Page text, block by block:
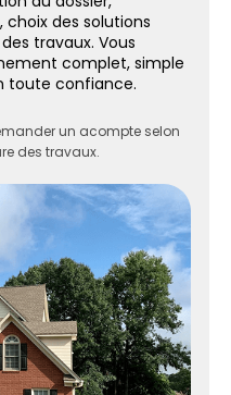
des solutions
travaux. Vous
complet, simple
toute confiance.
un acompte selon
des travaux.